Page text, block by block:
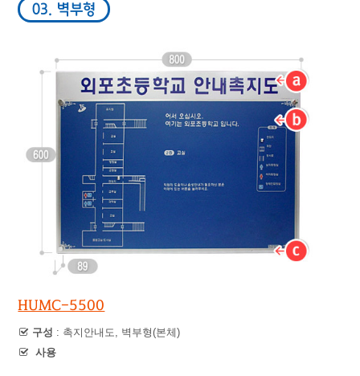
03. 벽부형
HUMC-5500
구성 : 촉지안내도, 벽부형(본체)
사용